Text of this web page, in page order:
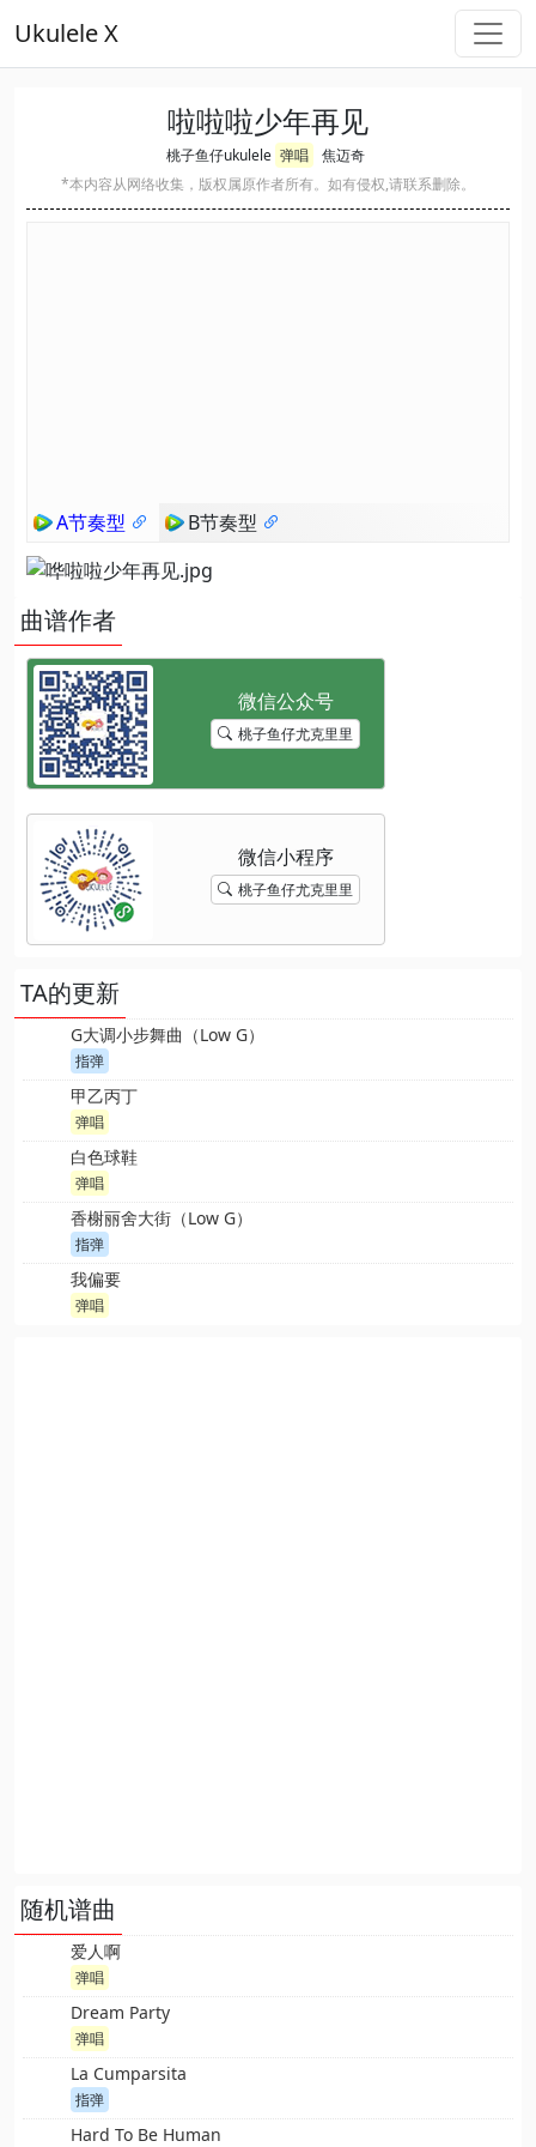
Ukulele X
啦啦啦少年再见
桃子鱼仔ukulele 弹唱
焦迈奇
*本内容从网络收集，版权属原作者所有。如有侵权,请联系删除。
A节奏型 B节奏型
曲谱作者
桃子鱼仔尤克里里
桃子鱼仔尤克里里
TA的更新
G大调小步舞曲（Low G）
指弹
甲乙丙丁
弹唱
白色球鞋
弹唱
香榭丽舍大街（Low G）
指弹
我偏要
弹唱
随机谱曲
爱人啊
弹唱
Dream Party
弹唱
La Cumparsita
指弹
Hard To Be Human